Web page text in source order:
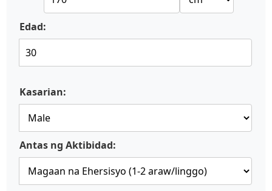
Edad:
Kasarian:
Antas ng Aktibidad: